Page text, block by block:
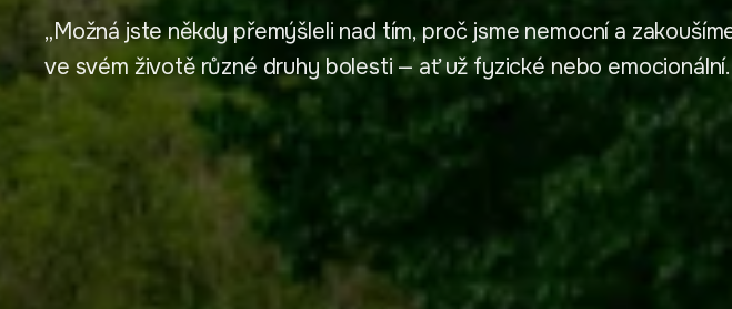
„Možná jste někdy přemýšleli nad tím, proč jsme nemocní a
ve svém životě různé druhy bolesti — ať už fyzické nebo